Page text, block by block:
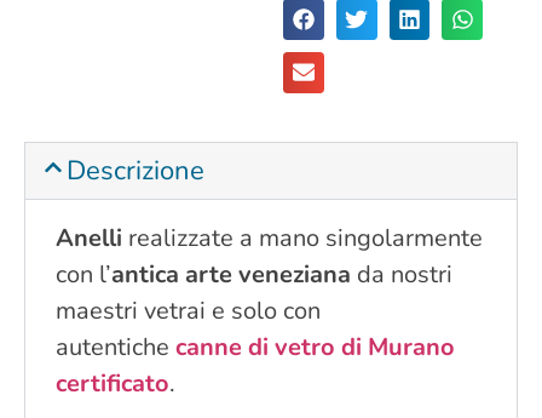
Descrizione
Anelli realizzate a mano singolarmente
con l’antica arte veneziana da nostri
maestri vetrai e solo con
autentiche canne di vetro di Murano
certificato.